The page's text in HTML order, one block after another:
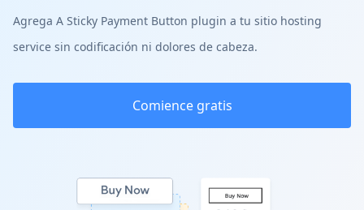
Agrega A Sticky Payment Button plugin a tu sitio hosting
service sin codificación ni dolores de cabeza.
Comience gratis